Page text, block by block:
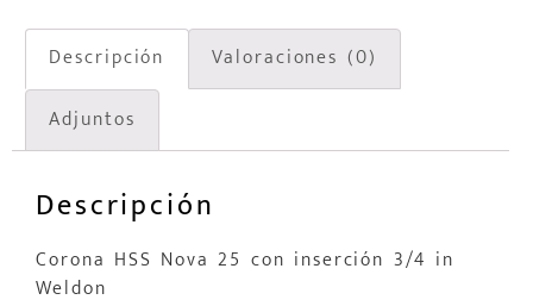
Descripción
Valoraciones (0)
Adjuntos
Descripción
Corona HSS Nova 25 con inserción 3/4 in
Weldon